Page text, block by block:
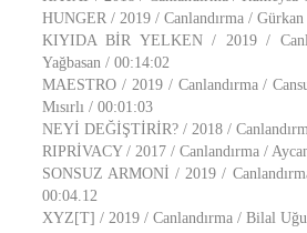
HUNGER / 2019 / Canlandırma /
KIYIDA BİR YELKEN / 2019 /
Yağbasan / 00:14:02
MAESTRO / 2019 / Canlandırma /
Mısırlı / 00:01:03
NEYİ DEĞİŞTİRİR? / 2018 /
RIPRİVACY / 2017 / Canlandırma /
SONSUZ ARMONİ / 2019 /
00:04.12
XYZ[T] / 2019 / Canlandırma / Bilal